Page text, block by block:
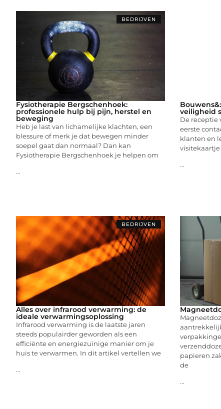
BEDRIJVEN
Fysiotherapie Bergschenhoek:
professionele hulp bij pijn, herstel en
beweging
Heb je last van lichamelijke klachten, een
blessure of merk je dat bewegen minder
soepel gaat dan normaal? Dan kan
Fysiotherapie Bergschenhoek je helpen om
...
veiligheid
De receptie
eerste
klanten en
...
BEDRIJVEN
Alles over infrarood verwarming: de
ideale verwarmingsoplossing
Infrarood verwarming is de laatste jaren
steeds populairder geworden als een
efficiënte en energiezuinige manier om je
huis te verwarmen. In dit artikel vertellen we
...
papieren
de
...